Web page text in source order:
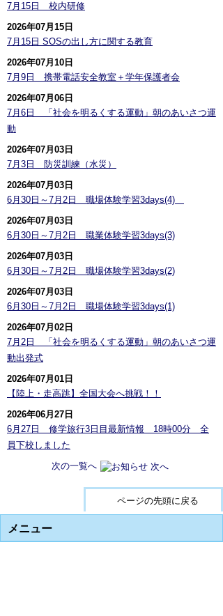
7月15日 校内研修
2026年07月15日
7月15日 SOSの出し方に関する教育
2026年07月10日
7月9日 携帯電話安全教室＋学年保護者会
2026年07月06日
7月6日 「社会を明るくする運動」朝のあいさつ運
動
2026年07月03日
7月3日 防災訓練（水災）
2026年07月03日
6月30日～7月2日 職場体験学習3days(4)
2026年07月03日
6月30日～7月2日 職業体験学習3days(3)
2026年07月03日
6月30日～7月2日 職場体験学習3days(2)
2026年07月03日
6月30日～7月2日 職場体験学習3days(1)
2026年07月02日
7月2日 「社会を明るくする運動」朝のあいさつ運
動出発式
2026年07月01日
【陸上・走高跳】全国大会へ挑戦！！
2026年06月27日
6月27日 修学旅行3日目最新情報 18時00分 全
員下校しました
次の一覧へ
ページの先頭に戻る
メニュー